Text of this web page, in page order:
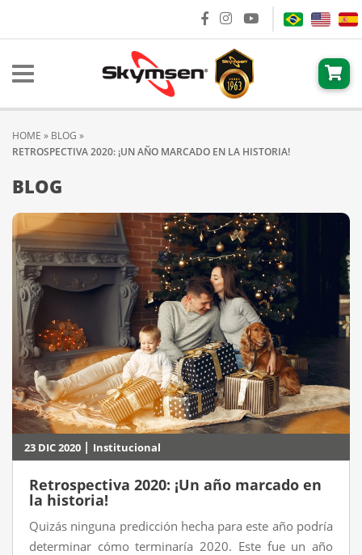
HOME » BLOG »
RETROSPECTIVA 2020: ¡UN AÑO MARCADO EN LA HISTORIA!
BLOG
23 DIC 2020 | Institucional
Retrospectiva 2020: ¡Un año marcado en
la historia!
Quizás ninguna predicción hecha para este año podría
determinar cómo terminaría 2020. Este fue un año